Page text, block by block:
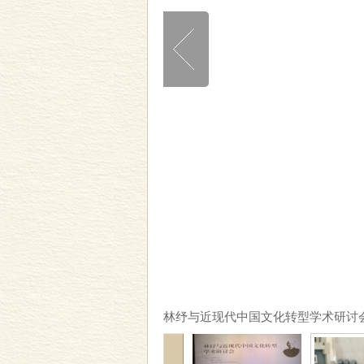
林纾与近现代中国文化转型学术研讨